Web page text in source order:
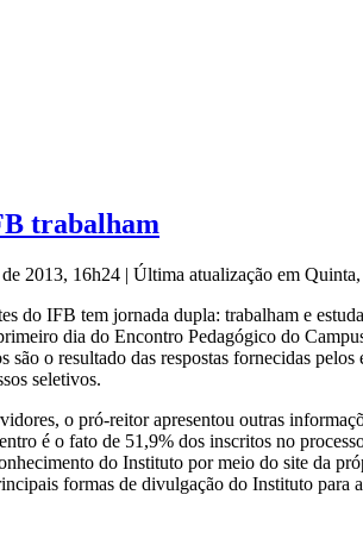
trabalham
2013, 16h24 | Última atualização em
do IFB tem jornada dupla: trabalham e
dia do Encontro Pedagógico do
são o resultado das respostas fornecidas
seletivos.
o pró-reitor apresentou outras
é o fato de 51,9% dos inscritos no
do Instituto por meio do site da
formas de divulgação do Instituto para